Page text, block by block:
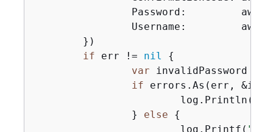
if err != nil
{
var invalidPassword
if errors.As(err,
		}
else
{
			log.Printf(